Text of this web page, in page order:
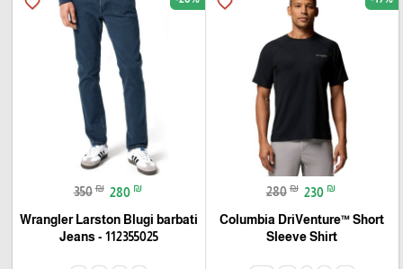
280 ₪ 230 ₪
Columbia DriVenture™ Short
Sleeve Shirt
350 ₪ 280 ₪
Wrangler Larston Blugi barbati
Jeans - 112355025